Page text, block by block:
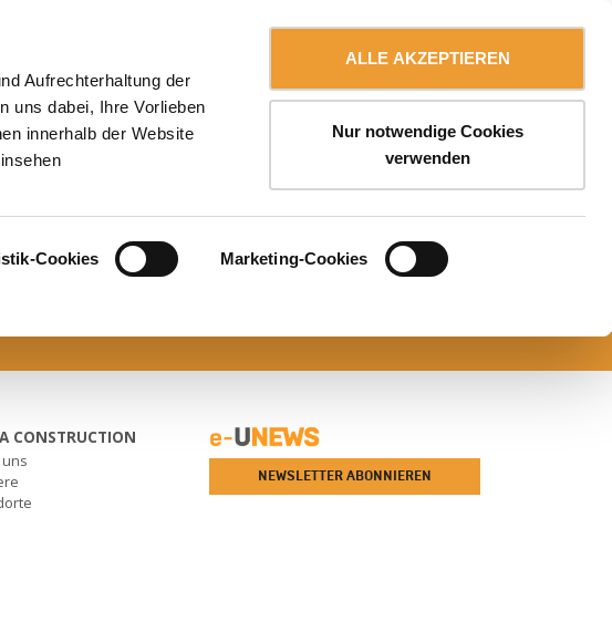
Aufrechterhaltung der
uns dabei, Ihre Vorlieben
innerhalb der Website
Cookies
Marketing-Cookies
ALLE AKZEPTIEREN
Nur notwendige Cookies
verwenden
myULMA
CONSTRUCTION
NEWSLETTER ABONNIEREN